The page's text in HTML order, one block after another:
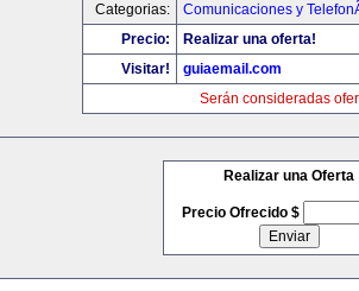
Categorias:
Comunicaciones y
Precio:
Realizar una oferta!
Visitar!
guiaemail.com
Serán consideradas
Realizar una Oferta
Precio Ofrecido $